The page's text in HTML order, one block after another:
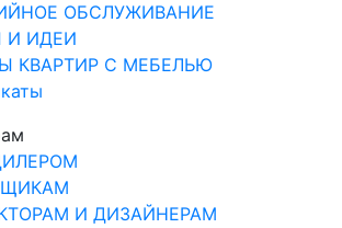
ОБСЛУЖИВАНИЕ
И ИДЕИ
КВАРТИР С МЕБЕЛЬЮ
И ДИЗАЙНЕРАМ